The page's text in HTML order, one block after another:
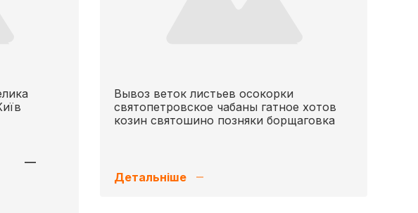
—
Вывоз веток листьев осокорки
святопетровское чабаны гатное хотов
козин святошино позняки борщаговка
Детальніше